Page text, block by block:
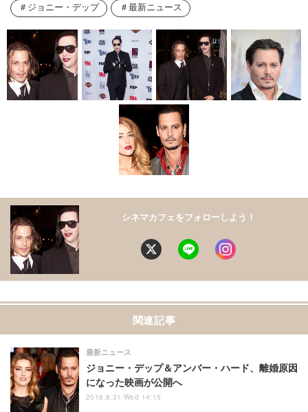
ジョニー・デップ 最新ニュース
シネマカフェをフォローしよう！
関連記事
ジョニー・デップ＆アンバー・ハード、離婚原因
になった映画が公開へ
最新ニュース
2016.8.31 Wed 14:15